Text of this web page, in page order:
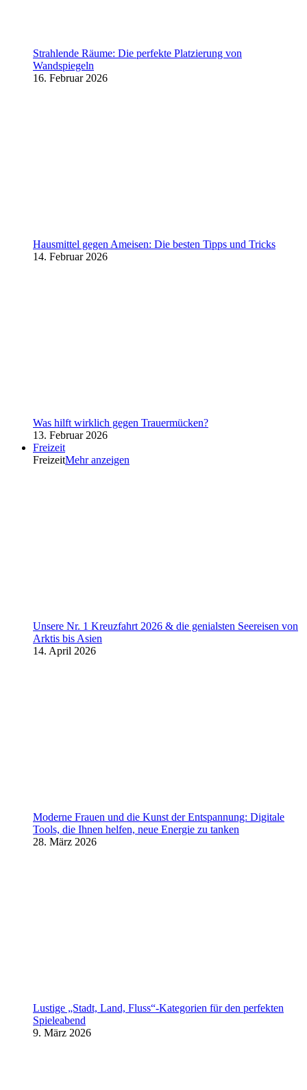
Strahlende Räume: Die perfekte Platzierung von
Wandspiegeln
16. Februar 2026
Hausmittel gegen Ameisen: Die besten Tipps und Tricks
14. Februar 2026
Was hilft wirklich gegen Trauermücken?
13. Februar 2026
Freizeit
FreizeitMehr anzeigen
Unsere Nr. 1 Kreuzfahrt 2026 & die genialsten Seereisen von
Arktis bis Asien
14. April 2026
Moderne Frauen und die Kunst der Entspannung: Digitale
Tools, die Ihnen helfen, neue Energie zu tanken
28. März 2026
Lustige „Stadt, Land, Fluss“-Kategorien für den perfekten
Spieleabend
9. März 2026